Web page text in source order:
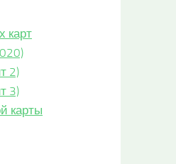
карт
2)
3)
карты